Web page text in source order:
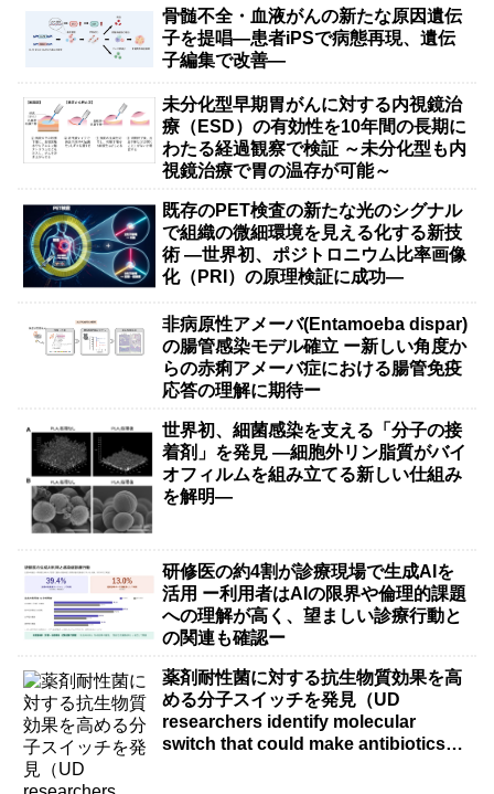
骨髄不全・血液がんの新たな原因遺伝
子を提唱―患者iPSで病態再現、遺伝
子編集で改善―
未分化型早期胃がんに対する内視鏡治
療（ESD）の有効性を10年間の長期に
わたる経過観察で検証 ～未分化型も内
視鏡治療で胃の温存が可能～
既存のPET検査の新たな光のシグナル
で組織の微細環境を見える化する新技
術 ―世界初、ポジトロニウム比率画像
化（PRI）の原理検証に成功―
非病原性アメーバ(Entamoeba dispar)
の腸管感染モデル確立 ー新しい角度か
らの赤痢アメーバ症における腸管免疫
応答の理解に期待ー
世界初、細菌感染を支える「分子の接
着剤」を発見 ―細胞外リン脂質がバイ
オフィルムを組み立てる新しい仕組み
を解明―
研修医の約4割が診療現場で生成AIを
活用 ー利用者はAIの限界や倫理的課題
への理解が高く、望ましい診療行動と
の関連も確認ー
薬剤耐性菌に対する抗生物質効果を高
める分子スイッチを発見（UD
researchers identify molecular
switch that could make antibiotics